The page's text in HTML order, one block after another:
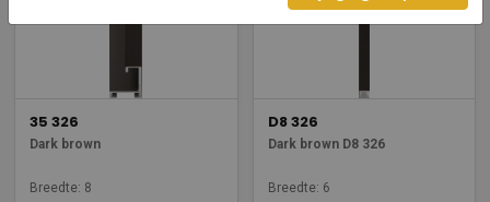
35 326
Dark brown
Breedte: 8
D8 326
Dark brown D8 326
Breedte: 6